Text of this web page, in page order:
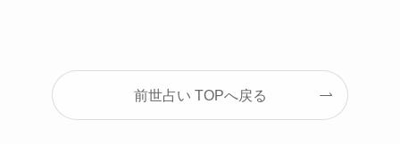
前世占い TOPへ戻る